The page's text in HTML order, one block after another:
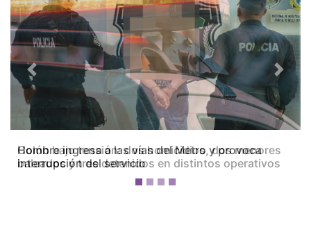
Colón bajo tensión: dos homicidios, dos menores
baleados y tres detenidos en distintos operativos
Previous Next